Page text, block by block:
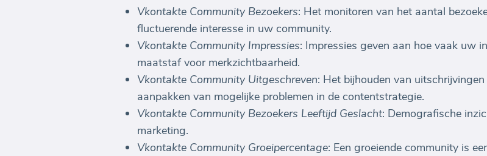
Vkontakte Community Bezoekers: Het monitoren van het aantal
fluctuerende interesse in uw community.
Vkontakte Community Impressies: Impressies geven aan hoe vaak uw
maatstaf voor merkzichtbaarheid.
Vkontakte Community Uitgeschreven: Het bijhouden van
aanpakken van mogelijke problemen in de contentstrategie.
Vkontakte Community Bezoekers Leeftijd Geslacht: Demografische
marketing.
Vkontakte Community Groeipercentage: Een groeiende community is